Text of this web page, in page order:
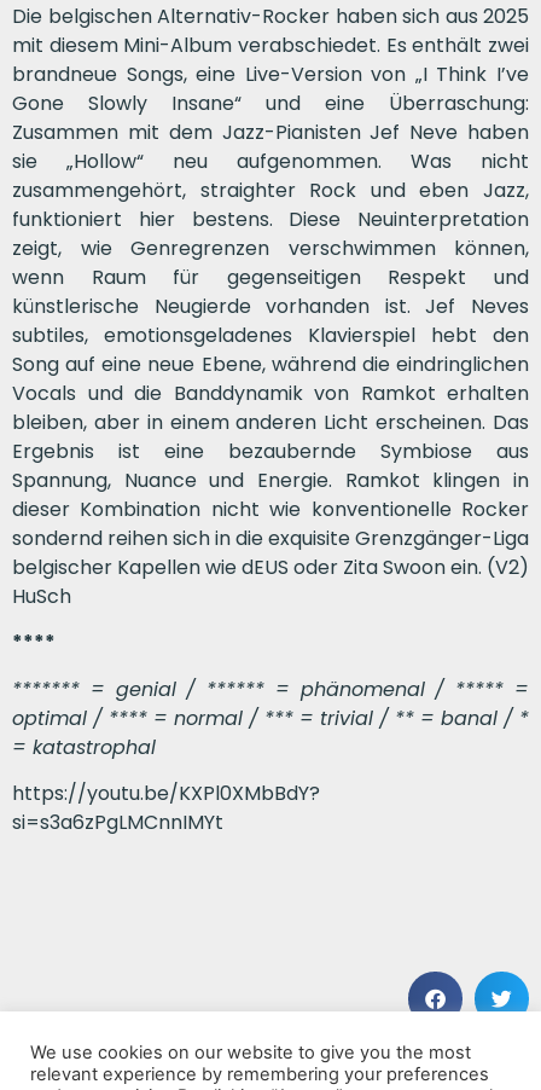
Die belgischen Alternativ-Rocker haben sich aus 2025
mit diesem Mini-Album verabschiedet. Es enthält zwei
brandneue Songs, eine Live-Version von „I Think I’ve
Gone Slowly Insane“ und eine Überraschung:
Zusammen mit dem Jazz-Pianisten Jef Neve haben
sie „Hollow“ neu aufgenommen. Was nicht
zusammengehört, straighter Rock und eben Jazz,
funktioniert hier bestens. Diese Neuinterpretation
zeigt, wie Genregrenzen verschwimmen können,
wenn Raum für gegenseitigen Respekt und
künstlerische Neugierde vorhanden ist. Jef Neves
subtiles, emotionsgeladenes Klavierspiel hebt den
Song auf eine neue Ebene, während die eindringlichen
Vocals und die Banddynamik von Ramkot erhalten
bleiben, aber in einem anderen Licht erscheinen. Das
Ergebnis ist eine bezaubernde Symbiose aus
Spannung, Nuance und Energie. Ramkot klingen in
dieser Kombination nicht wie konventionelle Rocker
sondernd reihen sich in die exquisite Grenzgänger-Liga
belgischer Kapellen wie dEUS oder Zita Swoon ein. (V2)
HuSch
****
******* = genial / ****** = phänomenal / ***** =
optimal / **** = normal / *** = trivial / ** = banal / *
= katastrophal
https://youtu.be/KXPl0XMbBdY?
si=s3a6zPgLMCnnIMYt
VORHERIGER BEITRAG NÄCHSTER BEITRAG
We use cookies on our website to give you the most
relevant experience by remembering your preferences